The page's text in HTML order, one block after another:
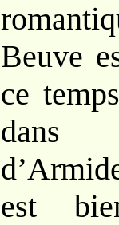
Beuve
ce
est